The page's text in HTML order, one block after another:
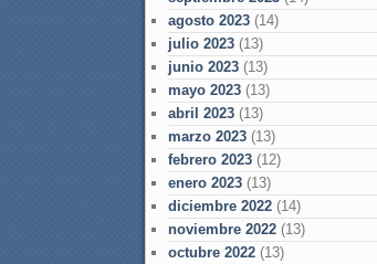
agosto 2023 (14)
julio 2023 (13)
junio 2023 (13)
mayo 2023 (13)
abril 2023 (13)
marzo 2023 (13)
febrero 2023 (12)
enero 2023 (13)
diciembre 2022 (14)
noviembre 2022 (13)
octubre 2022 (13)